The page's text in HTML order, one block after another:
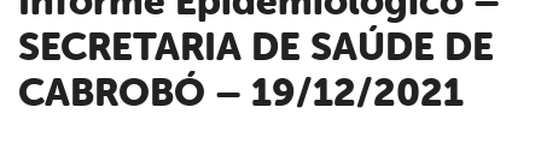
SECRETARIA DE SAÚDE DE
CABROBÓ – 19/12/2021